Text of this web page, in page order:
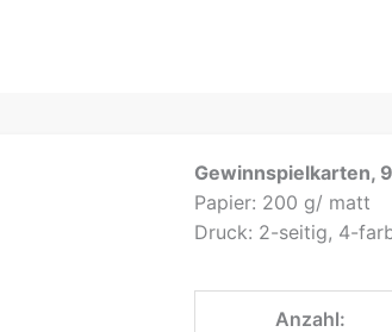
Gewinnspielkarten,
Papier: 200 g/ matt
Druck: 2-seitig, 4-
Anzahl: